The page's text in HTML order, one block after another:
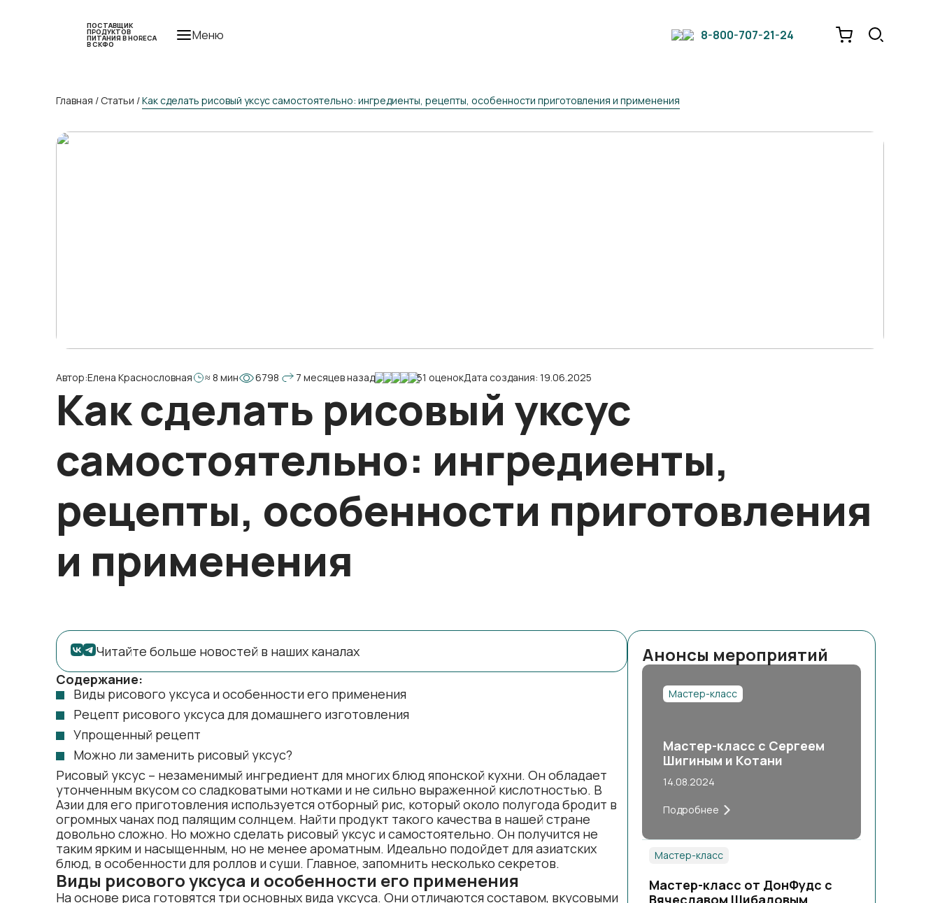
ПОСТАВЩИК
ПРОДУКТОВ
ПИТАНИЯ В HORECA
В СКФО
Меню 8-800-707-21-24
Главная / Статьи /Как сделать рисовый уксус самостоятельно: ингредиенты, рецепты, особенности приготовления и применения
Автор:Елена Краснословная ≈ 8 мин 6798 7 месяцев назад 51 оценокДата создания: 19.06.2025
Как сделать рисовый уксус
самостоятельно: ингредиенты,
рецепты, особенности приготовления
и применения
Читайте больше новостей в наших каналах
Содержание:
Виды рисового уксуса и особенности его применения
Рецепт рисового уксуса для домашнего изготовления
Упрощенный рецепт
Можно ли заменить рисовый уксус?
Рисовый уксус – незаменимый ингредиент для многих блюд японской кухни. Он обладает
утонченным вкусом со сладковатыми нотками и не сильно выраженной кислотностью. В
Азии для его приготовления используется отборный рис, который около полугода бродит в
огромных чанах под палящим солнцем. Найти продукт такого качества в нашей стране
довольно сложно. Но можно сделать рисовый уксус и самостоятельно. Он получится не
таким ярким и насыщенным, но не менее ароматным. Идеально подойдет для азиатских
блюд, в особенности для роллов и суши. Главное, запомнить несколько секретов.
Виды рисового уксуса и особенности его применения
На основе риса готовятся три основных вида уксуса. Они отличаются составом, вкусовыми
Анонсы мероприятий
Мастер-класс
Мастер-класс с Сергеем
Шигиным и Котани
14.08.2024
Подробнее
Мастер-класс
Мастер-класс от ДонФудс с
Вячеславом Шибаловым